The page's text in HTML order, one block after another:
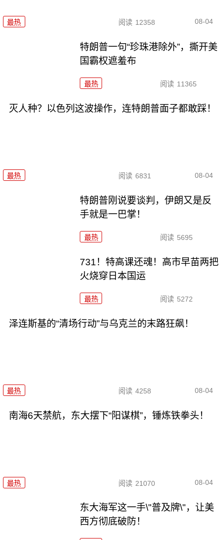
最热 阅读 12358 08-04
特朗普一句“珍珠港除外”，撕开美
国霸权遮羞布
最热 阅读 11365
灭人种？以色列这波操作，连特朗普面子都敢踩！
最热 阅读 6831 08-04
特朗普刚说要谈判，伊朗又是反
手就是一巴掌！
最热 阅读 5695
731！特高课还魂！高市早苗两把
火烧穿日本国运
最热 阅读 5272
泽连斯基的“清场行动”与乌克兰的末路狂飙！
最热 阅读 4258 08-04
南海6天禁航，东大摆下“阳谋棋”，锤炼铁拳头！
最热 阅读 21070 08-04
东大海军这一手\"普及牌\"，让美
西方彻底破防！